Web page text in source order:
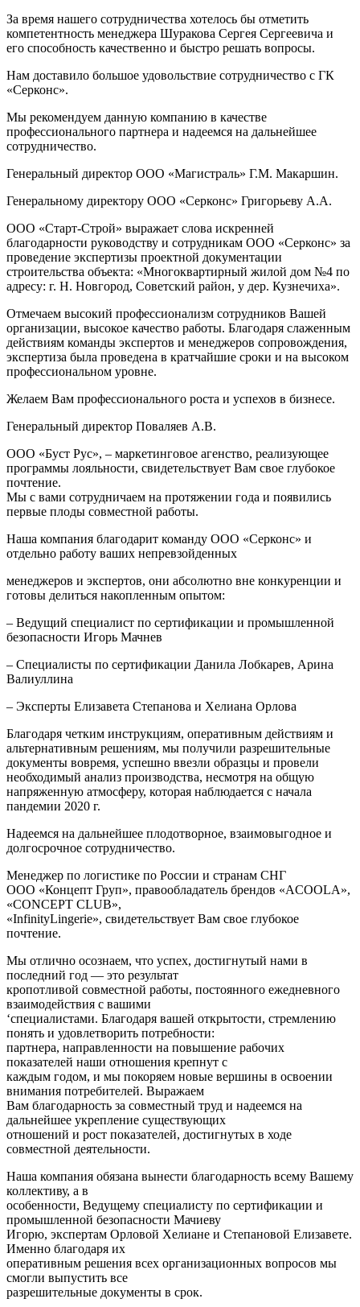
За время нашего сотрудничества хотелось бы отметить
компетентность менеджера Шуракова Сергея Сергеевича и
его способность качественно и быстро решать вопросы.
Нам доставило большое удовольствие сотрудничество с ГК
«Серконс».
Мы рекомендуем данную компанию в качестве
профессионального партнера и надеемся на дальнейшее
сотрудничество.
Генеральный директор ООО «Магистраль» Г.М. Макаршин.
Генеральному директору ООО «Серконс» Григорьеву А.А.
ООО «Старт-Строй» выражает слова искренней
благодарности руководству и сотрудникам ООО «Серконс» за
проведение экспертизы проектной документации
строительства объекта: «Многоквартирный жилой дом №4 по
адресу: г. Н. Новгород, Советский район, у дер. Кузнечиха».
Отмечаем высокий профессионализм сотрудников Вашей
организации, высокое качество работы. Благодаря слаженным
действиям команды экспертов и менеджеров сопровождения,
экспертиза была проведена в кратчайшие сроки и на высоком
профессиональном уровне.
Желаем Вам профессионального роста и успехов в бизнесе.
Генеральный директор Поваляев А.В.
ООО «Буст Рус», – маркетинговое агенство, реализующее
программы лояльности, свидетельствует Вам свое глубокое
почтение.
Мы с вами сотрудничаем на протяжении года и появились
первые плоды совместной работы.
Наша компания благодарит команду ООО «Серконс» и
отдельно работу ваших непревзойденных
менеджеров и экспертов, они абсолютно вне конкуренции и
готовы делиться накопленным опытом:
– Ведущий специалист по сертификации и промышленной
безопасности Игорь Мачнев
– Специалисты по сертификации Данила Лобкарев, Арина
Валиуллина
– Эксперты Елизавета Степанова и Хелиана Орлова
Благодаря четким инструкциям, оперативным действиям и
альтернативным решениям, мы получили разрешительные
документы вовремя, успешно ввезли образцы и провели
необходимый анализ производства, несмотря на общую
напряженную атмосферу, которая наблюдается с начала
пандемии 2020 г.
Надеемся на дальнейшее плодотворное, взаимовыгодное и
долгосрочное сотрудничество.
Менеджер по логистике по России и странам СНГ
ООО «Концепт Груп», правообладатель брендов «ACOOLA»,
«CONCEPT CLUB»,
«InfinityLingerie», свидетельствует Вам свое глубокое
почтение.
Мы отлично осознаем, что успех, достигнутый нами в
последний год — это результат
кропотливой совместной работы, постоянного ежедневного
взаимодействия с вашими
‘специалистами. Благодаря вашей открытости, стремлению
понять и удовлетворить потребности:
партнера, направленности на повышение рабочих
показателей наши отношения крепнут с
каждым годом, и мы покоряем новые вершины в освоении
внимания потребителей. Выражаем
Вам благодарность за совместный труд и надеемся на
дальнейшее укрепление существующих
отношений и рост показателей, достигнутых в ходе
совместной деятельности.
Наша компания обязана вынести благодарность всему Вашему
коллективу, а в
особенности, Ведущему специалисту по сертификации и
промышленной безопасности Мачиеву
Игорю, экспертам Орловой Хелиане и Степановой Елизавете.
Именно благодаря их
оперативным решения всех организационных вопросов мы
смогли выпустить все
разрешительные документы в срок.